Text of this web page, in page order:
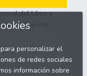
del Libro y
y Deporte
personalizar el
de redes sociales
información sobre